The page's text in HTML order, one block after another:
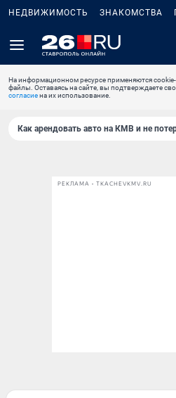
НЕДВИЖИМОСТЬ ЗНАКОМСТВА
На информационном ресурсе применяются cookie-
файлы. Оставаясь на сайте, вы подтверждаете
согласиена их использование.
Как арендовать авто на КМВ и не
РЕКЛАМА • TKACHEVKMV.RU